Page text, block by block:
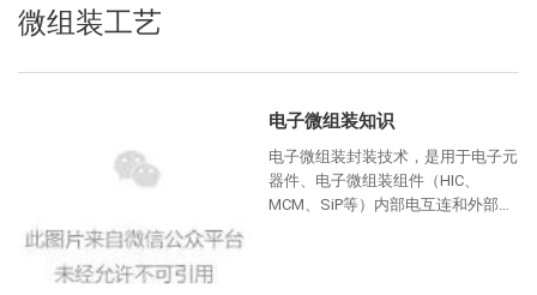
微组装工艺
电子微组装知识
电子微组装封装技术，是用于电子元
器件、电子微组装组件（HIC、
MCM、SiP等）内部电互连和外部保